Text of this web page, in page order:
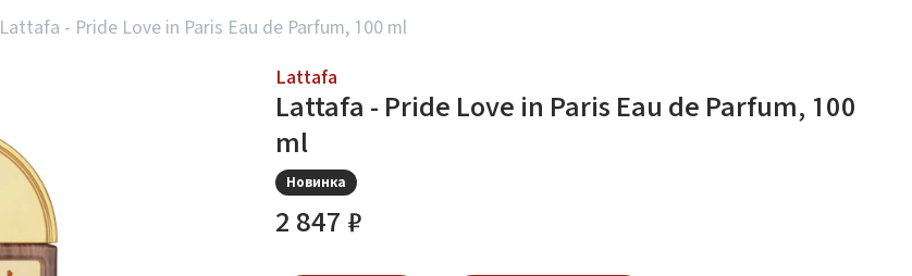
Lattafa - Pride Love in Paris Eau de Parfum, 100 ml
Lattafa
Lattafa - Pride Love in Paris Eau de Parfum, 100
ml
Новинка
2 847 ₽